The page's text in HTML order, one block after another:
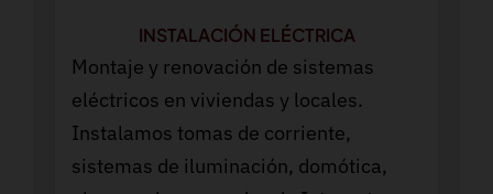
INSTALACIÓN ELÉCTRICA
Montaje y renovación de sistemas
eléctricos en viviendas y locales.
Instalamos tomas de corriente,
sistemas de iluminación, domótica,